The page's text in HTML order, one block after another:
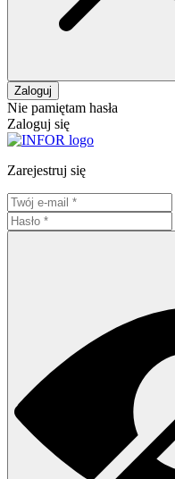
Zaloguj
Nie pamiętam hasła
Zaloguj się
Zarejestruj się